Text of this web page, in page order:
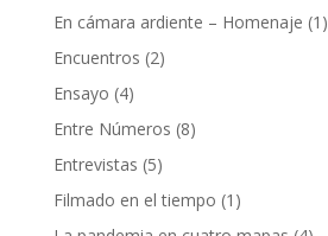
En cámara ardiente – Homenaje (1)
Encuentros (2)
Ensayo (4)
Entre Números (8)
Entrevistas (5)
Filmado en el tiempo (1)